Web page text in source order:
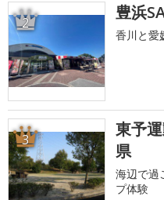
2 豊浜
香川と愛
3
東予
県
海辺で過
プ体験